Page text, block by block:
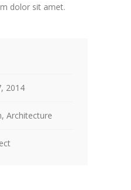
dolor sit amet.
2014
Architecture